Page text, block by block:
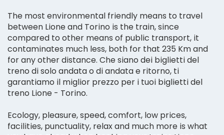
The most environmental friendly means to travel
between Lione and Torino is the train, since
compared to other means of public transport, it
contaminates much less, both for that 235 Km and
for any other distance. Che siano dei biglietti del
treno di solo andata o di andata e ritorno, ti
garantiamo il miglior prezzo per i tuoi biglietti del
treno Lione - Torino.
Ecology, pleasure, speed, comfort, low prices,
facilities, punctuality, relax and much more is what